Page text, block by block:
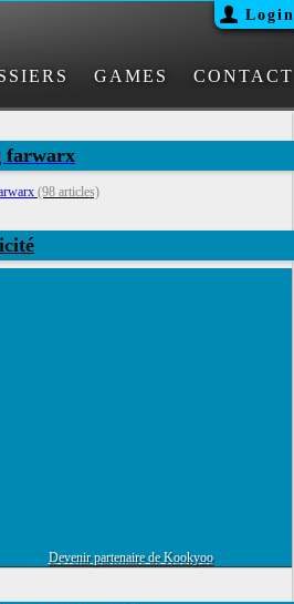
Login
GAMES CONTACT
farwarx
(98 articles)
Devenir partenaire de Kookyoo